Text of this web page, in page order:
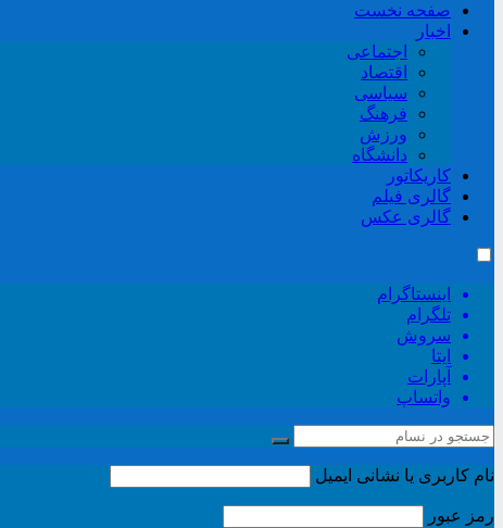
صفحه نخست
اخبار
اجتماعی
اقتصاد
سیاسی
فرهنگ
ورزش
دانشگاه
کاریکاتور
گالری فیلم
گالری عکس
اینستاگرام
تلگرام
سروش
ایتا
آپارات
واتساپ
نام کاربری یا نشانی ایمیل
رمز عبور